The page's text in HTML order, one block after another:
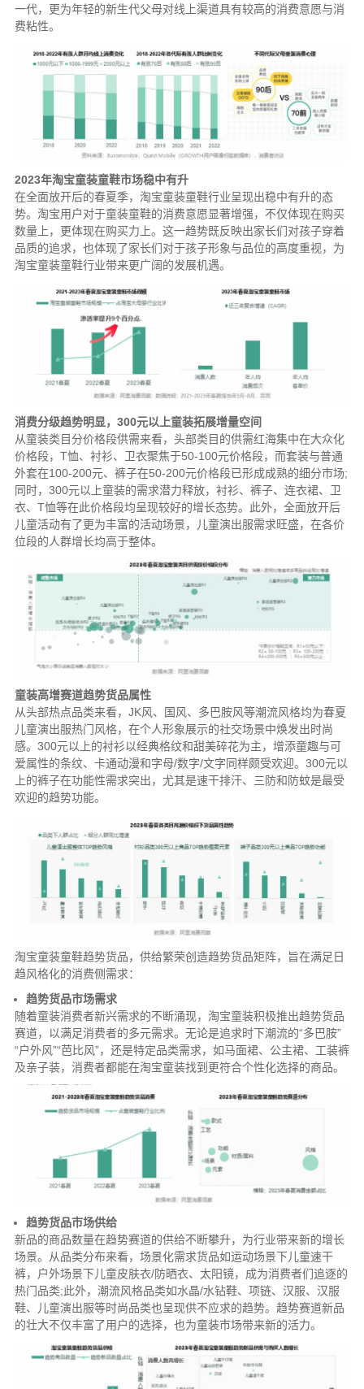
一代，更为年轻的新生代父母对线上渠道具有较高的消费意愿与消
费粘性。
2023年淘宝童装童鞋市场稳中有升
在全面放开后的春夏季，淘宝童装童鞋行业呈现出稳中有升的态
势。淘宝用户对于童装童鞋的消费意愿显著增强，不仅体现在购买
数量上，更体现在购买力上。这一趋势既反映出家长们对孩子穿着
品质的追求，也体现了家长们对于孩子形象与品位的高度重视，为
淘宝童装童鞋行业带来更广阔的发展机遇。
消费分级趋势明显，300元以上童装拓展增量空间
从童装类目分价格段供需来看，头部类目的供需红海集中在大众化
价格段，T恤、衬衫、卫衣聚焦于50-100元价格段，而套装与普通
外套在100-200元、裤子在50-200元价格段已形成成熟的细分市场;
同时，300元以上童装的需求潜力释放，衬衫、裤子、连衣裙、卫
衣、T恤等在此价格段均呈现较好的增长态势。此外，全面放开后
儿童活动有了更为丰富的活动场景，儿童演出服需求旺盛，在各价
位段的人群增长均高于整体。
童装高增赛道趋势货品属性
从头部热点品类来看，JK风、国风、多巴胺风等潮流风格均为春夏
儿童演出服热门风格，在个人形象展示的社交场景中焕发出时尚
感。300元以上的衬衫以经典格纹和甜美碎花为主，增添童趣与可
爱属性的条纹、卡通动漫和字母/数字/文字同样颇受欢迎。300元以
上的裤子在功能性需求突出，尤其是速干排汗、三防和防蚊是最受
欢迎的趋势功能。
淘宝童装童鞋趋势货品，供给繁荣创造趋势货品矩阵，旨在满足日
趋风格化的消费侧需求：
趋势货品市场需求
随着童装消费者新兴需求的不断涌现，淘宝童装积极推出趋势货品
赛道，以满足消费者的多元需求。无论是追求时下潮流的“多巴胺”
“户外风”“芭比风”，还是特定品类需求，如马面裙、公主裙、工装裤
及亲子装，消费者都能在淘宝童装找到更符合个性化选择的商品。
趋势货品市场供给
新品的商品数量在趋势赛道的供给不断攀升，为行业带来新的增长
场景。从品类分布来看，场景化需求货品如运动场景下儿童速干
裤，户外场景下儿童皮肤衣/防晒衣、太阳镜，成为消费者们追逐的
热门品类;此外，潮流风格品类如水晶/水钻鞋、项链、汉服、汉服
鞋、儿童演出服等时尚品类也呈现供不应求的趋势。趋势赛道新品
的壮大不仅丰富了用户的选择，也为童装市场带来新的活力。